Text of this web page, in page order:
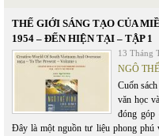
THẾ GIỚI SÁNG TẠO CỦA
1954 – ĐẾN HIỆN TẠI – TẬP 1
13 Tháng
NGÔ
Cuốn
văn học
đóng góp
Đây là một nguồn tư liệu phong phú